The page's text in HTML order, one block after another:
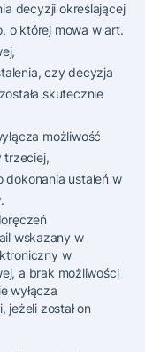
decyzji określającej
o której mowa w art.
czy decyzja
skutecznie
możliwość
trzeciej,
ustaleń w
wskazany w
w
a brak możliwości
wyłącza
jeżeli został on